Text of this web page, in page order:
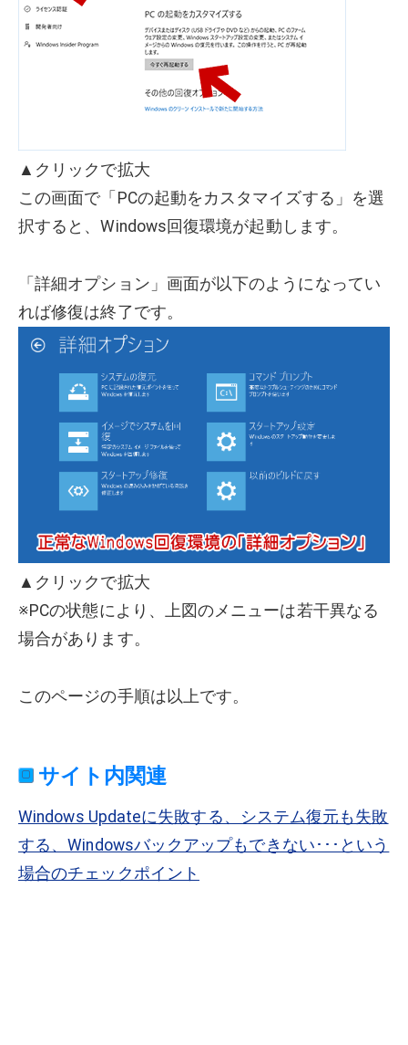
▲クリックで拡大
この画面で「PCの起動をカスタマイズする」を選
択すると、Windows回復環境が起動します。
「詳細オプション」画面が以下のようになってい
れば修復は終了です。
▲クリックで拡大
※PCの状態により、上図のメニューは若干異なる
場合があります。
このページの手順は以上です。
サイト内関連
Windows Updateに失敗する、システム復元も失敗
する、Windowsバックアップもできない･･･という
場合のチェックポイント